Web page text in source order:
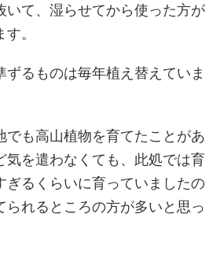
いて、湿らせてから使った方が
。
ずるものは毎年植え替えていま
でも高山植物を育てたことがあ
気を遣わなくても、此処では育
ぎるくらいに育っていましたの
られるところの方が多いと思っ